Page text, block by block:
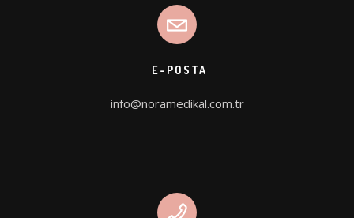
E-POSTA
info@noramedikal.com.tr